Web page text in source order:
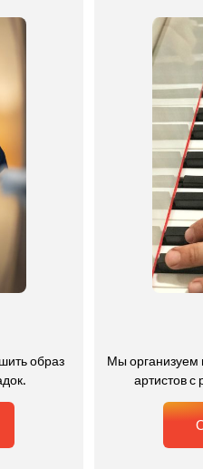
образ
Мы организуем
артистов